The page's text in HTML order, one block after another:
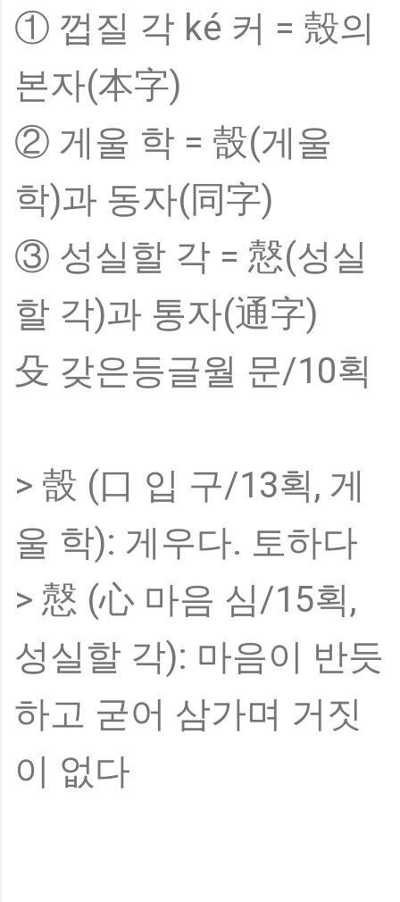
① 껍질 각 ké 커 = 殼의
본자(本字)
② 게울 학 = 嗀(게울
학)과 동자(同字)
③ 성실할 각 = 慤(성실
할 각)과 통자(通字)
殳 갖은등글월 문/10획
> 嗀 (口 입 구/13획, 게
울 학): 게우다. 토하다
> 慤 (心 마음 심/15획,
성실할 각): 마음이 반듯
하고 굳어 삼가며 거짓
이 없다